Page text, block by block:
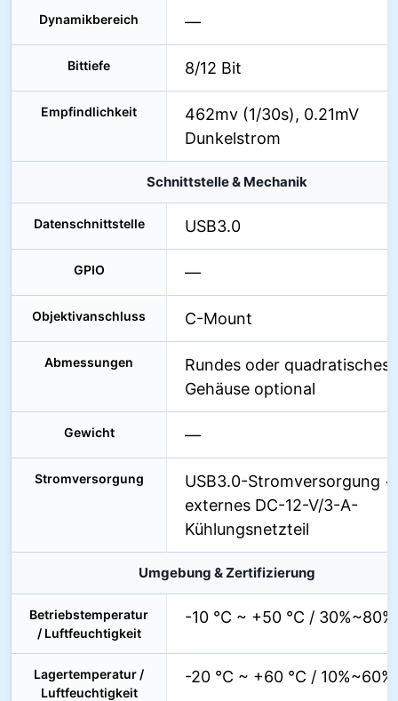
Dynamikbereich —
Bittiefe 8/12 Bit
Empfindlichkeit
462mv (1/30s), 0.21mV
Dunkelstrom
Schnittstelle & Mechanik
Datenschnittstelle USB3.0
GPIO —
Objektivanschluss C-Mount
Abmessungen
Rundes oder quadratisches
Gehäuse optional
Gewicht —
Stromversorgung
USB3.0-Stromversorgung +
externes DC-12-V/3-A-
Kühlungsnetzteil
Umgebung & Zertifizierung
Betriebstemperatur
/ Luftfeuchtigkeit
-10 °C ~ +50 °C /
Lagertemperatur /
Luftfeuchtigkeit
-20 °C ~ +60 °C /